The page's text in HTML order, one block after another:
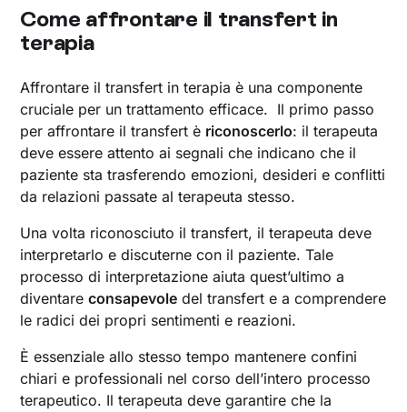
Come affrontare il transfert in
terapia
Affrontare il transfert in terapia è una componente
cruciale per un trattamento efficace. Il primo passo
per affrontare il transfert è riconoscerlo: il terapeuta
deve essere attento ai segnali che indicano che il
paziente sta trasferendo emozioni, desideri e conflitti
da relazioni passate al terapeuta stesso.
Una volta riconosciuto il transfert, il terapeuta deve
interpretarlo e discuterne con il paziente. Tale
processo di interpretazione aiuta quest’ultimo a
diventareconsapevole del transfert e a comprendere
le radici dei propri sentimenti e reazioni.
È essenziale allo stesso tempo mantenere confini
chiari e professionali nel corso dell’intero processo
terapeutico. Il terapeuta deve garantire che la